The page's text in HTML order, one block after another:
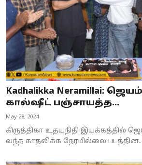
Kadhalikka Neramillai:
கால்ஷீட் பஞ்சாயத்த...
May 28, 2024
கிருத்திகா உதயநிதி இயக்கத்தில்
வந்த காதலிக்க நேரமில்லை படத்தின...